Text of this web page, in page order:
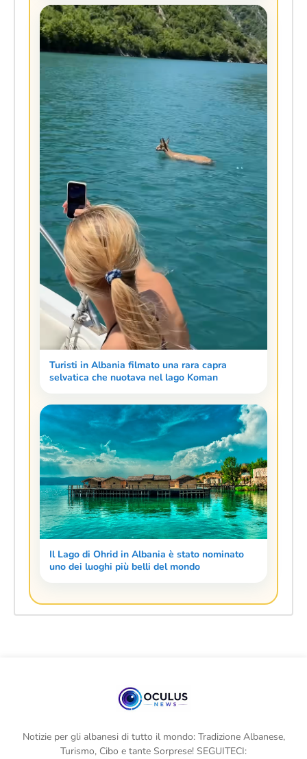
Turisti in Albania filmato una rara capra
selvatica che nuotava nel lago Koman
Il Lago di Ohrid in Albania è stato nominato
uno dei luoghi più belli del mondo
Notizie per gli albanesi di tutto il mondo: Tradizione Albanese,
Turismo, Cibo e tante Sorprese! SEGUITECI: